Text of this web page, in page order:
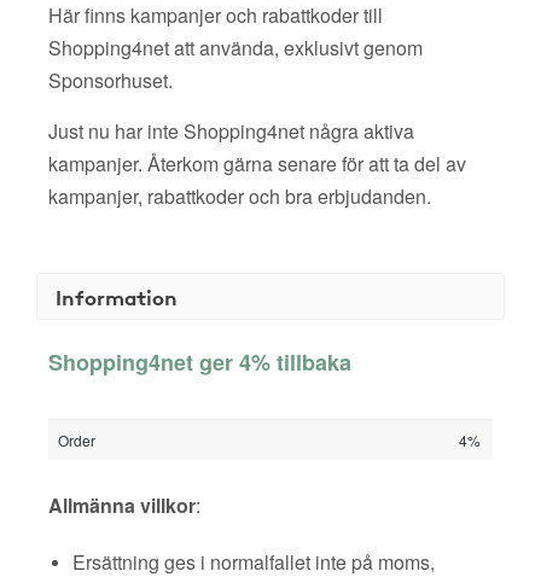
Här finns kampanjer och rabattkoder till
Shopping4net att använda, exklusivt genom
Sponsorhuset.
Just nu har inte Shopping4net några aktiva
kampanjer. Återkom gärna senare för att ta del av
kampanjer, rabattkoder och bra erbjudanden.
Information
Shopping4net ger 4% tillbaka
Order 4%
Allmänna villkor:
Ersättning ges i normalfallet inte på moms,